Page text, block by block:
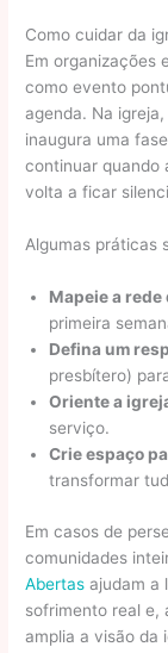
Como cuidar da
Em organizações
como evento
agenda. Na
inaugura uma
continuar quando
volta a ficar
Algumas práticas
Mapeie a rede
primeira
Defina um
presbítero)
Oriente a
serviço.
Crie espaço
transformar
Em casos de
comunidades
Abertas ajudam a
sofrimento real e,
amplia a visão da